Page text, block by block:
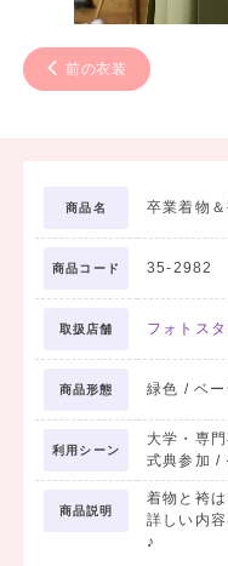
前の衣装
商品名 卒業着物
商品コード 35-2982
取扱店舗 フォトス
商品形態 緑色 / ベ
利用シーン
大学・専
式典参加 /
商品説明
着物と袴
詳しい内
♪